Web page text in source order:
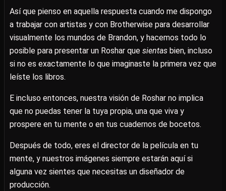
Así que pienso en aquella respuesta cuando me dispongo
a trabajar con artistas y con Brotherwise para desarrollar
visualmente los mundos de Brandon, y hacemos todo lo
posible para presentar un Roshar que sientas bien, incluso
si no es exactamente lo que imaginaste la primera vez que
leíste los libros.
E incluso entonces, nuestra visión de Roshar no implica
que no puedas tener la tuya propia, una que viva y
prospere en tu mente o en tus cuadernos de bocetos.
Después de todo, eres el director de la película en tu
mente, y nuestros imágenes siempre estarán aquí si
alguna vez sientes que necesitas un diseñador de
producción.